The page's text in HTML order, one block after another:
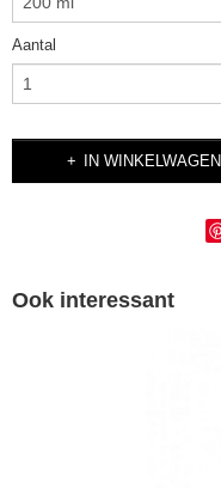
Aantal
IN WINKELWAGEN
Ook interessant